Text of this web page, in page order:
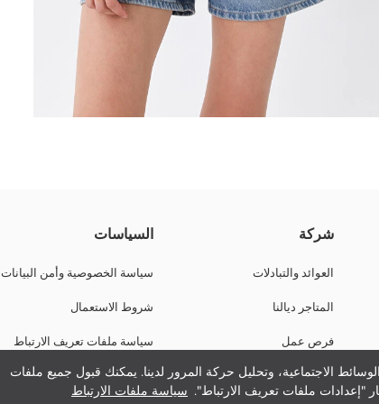
الاجتماعية، وتحليل حركة المرور لدينا. يمكنك قبول جميع ملفات
"إعدادات ملفات تعريف الارتباط". سياسة ملفات الارتباط
شركة
العوائد والتبادلات
المتاجر ديالنا
فرص عمل
دعم الشركات
السياسات
سياسة الخصوصية وأمن البيانات
شروط الاستعمال
سياسة ملفات تعريف الارتباط